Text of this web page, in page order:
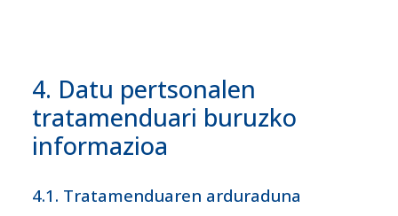
4. Datu pertsonalen
tratamenduari buruzko
informazioa
4.1. Tratamenduaren arduraduna